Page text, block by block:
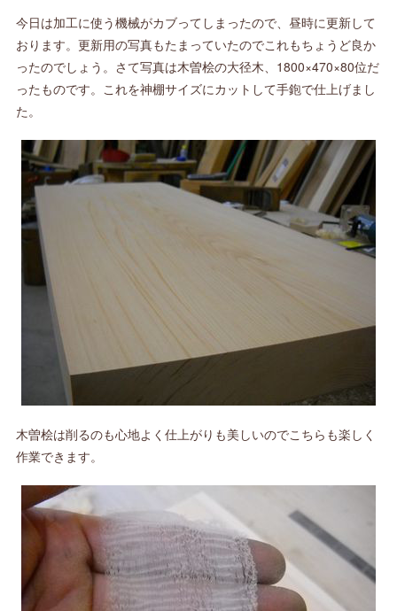
今日は加工に使う機械がカブってしまったので、昼時に更新して
おります。更新用の写真もたまっていたのでこれもちょうど良か
ったのでしょう。さて写真は木曽桧の大径木、1800×470×80位だ
ったものです。これを神棚サイズにカットして手鉋で仕上げまし
た。
木曽桧は削るのも心地よく仕上がりも美しいのでこちらも楽しく
作業できます。